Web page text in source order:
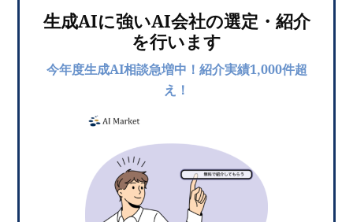
生成AIに強いAI会社の選定・紹介
を行います
今年度生成AI相談急増中！紹介実績1,000件超
え！